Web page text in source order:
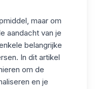
maar om
aandacht van je
belangrijke
In dit artikel
om de
en je